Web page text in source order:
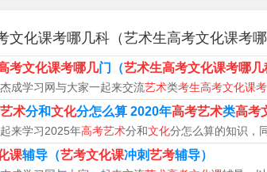
分为文理类的地区，艺考生文科生文化课考语
科生文化课考语文、数学、英语、科学综合(
化课考的科目如下：对于高考分为文理类的
四门科目，理科生考语文、数学、英语、科学
通高考生考核的文化课科目是一致的。
文化课考哪几科（艺术生高考文化课考
考文化课考哪几门（艺术生高考文化课考哪几
成学习网与大家一起来交流艺术类考生高考文化课
术分和文化分怎么算 2020年高考艺术类高考
来学习2025年高考艺术分和文化分怎么算的知识，
课辅导（艺考文化课冲刺艺考辅导）